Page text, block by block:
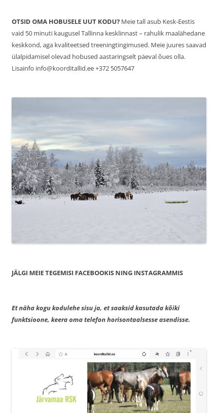
OTSID OMA HOBUSELE UUT KODU? Meie tall asub Kesk-Eestis
vaid 50 minuti kaugusel Tallinna kesklinnast – rahulik maalähedane
keskkond, aga kvaliteetsed treeningtingimused. Meie juures saavad
ülalpidamisel olevad hobused aastaringselt päeval õues olla.
Lisainfo info@koorditallid.ee +372 5057647
JÄLGI MEIE TEGEMISI FACEBOOKIS NING INSTAGRAMMIS
Et näha kogu kodulehe sisu ja, et saaksid kasutada kõiki
funktsioone, keera oma telefon horisontaalsesse asendisse.